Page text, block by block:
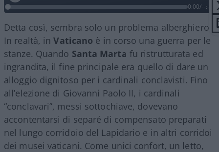
0:00/--:--
Detta così, sembra solo un problema alberghiero.
In realtà, inVaticano è in corso una guerra per le
stanze. Quando Santa Marta fu ristrutturata ed
ingrandita, il fine principale era quello di dare un
alloggio dignitoso per i cardinali conclavisti. Fino
all’elezione di Giovanni Paolo II, i cardinali
“conclavari”, messi sottochiave, dovevano
accontentarsi di separé di compensato preparati
nel lungo corridoio del Lapidario e in altri corridoi
dei musei vaticani. Come unici confort, un letto,